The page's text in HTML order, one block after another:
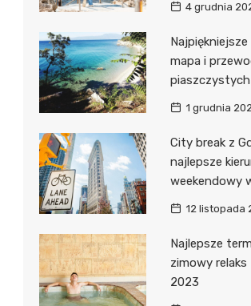
4 grudnia
mapa i
1 grudnia
City break z
najlepsze
weekendowy
12 listopada
Najlepsze
zimowy relaks
2023